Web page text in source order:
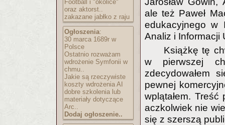
Football i "okolice"
oraz aktorst..
zakazane jabłko z raju
Ogłoszenia:
30 marca 1689r w
Polsce
Ostatnio rozważam
wdrożenie Symfonii w
chmu..
Jakie są rzeczywiste
koszty wdrożenia AI
dobre szkolenia lub
materiały dotyczące
Arc..
Dodaj ogłoszenie..
ale też Paweł
edukacyjnego w
Analiz i Informacji
Książkę tę
w pierwszej
zdecydowałem
pewnej
wplątałem.
aczkolwiek nie
się z szerszą